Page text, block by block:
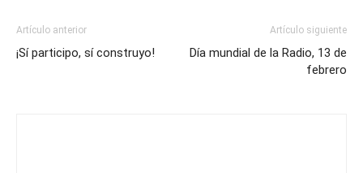
Artículo anterior
¡Sí participo, sí construyo!
Artículo siguiente
Día mundial de la Radio, 13 de
febrero